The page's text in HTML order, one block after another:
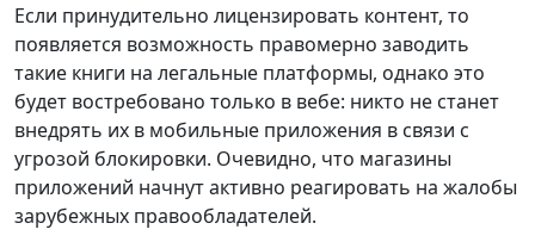
Если принудительно лицензировать контент, то
появляется возможность правомерно заводить
такие книги на легальные платформы, однако это
будет востребовано только в вебе: никто не станет
внедрять их в мобильные приложения в связи с
угрозой блокировки. Очевидно, что магазины
приложений начнут активно реагировать на жалобы
зарубежных правообладателей.